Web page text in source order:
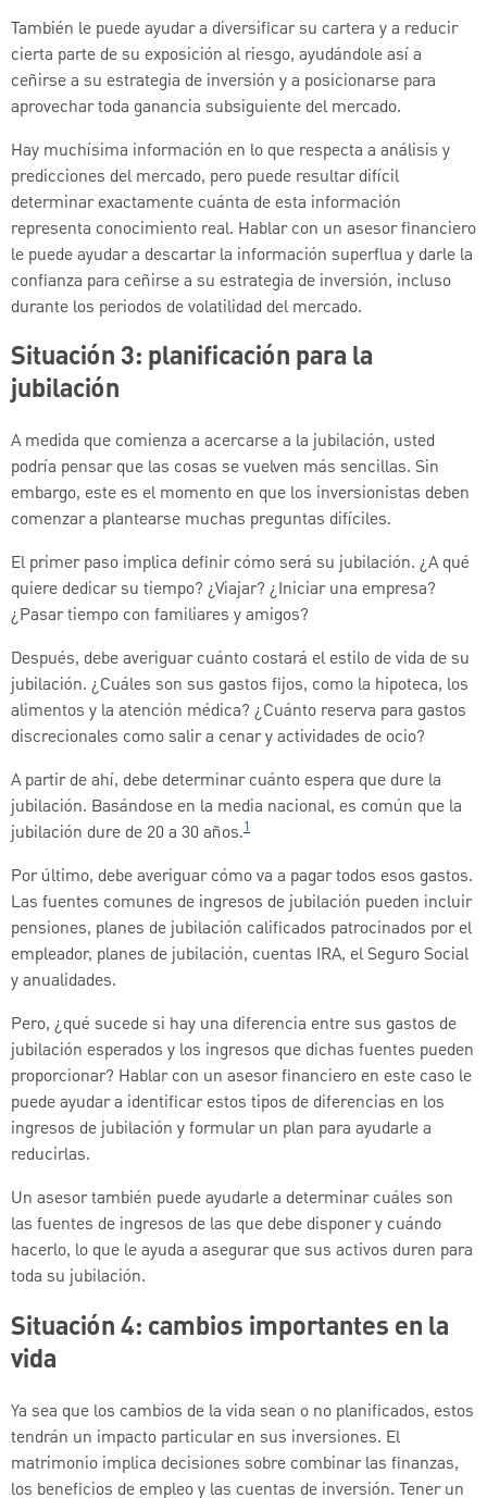
También le puede ayudar a diversificar su cartera y a reducir
cierta parte de su exposición al riesgo, ayudándole así a
ceñirse a su estrategia de inversión y a posicionarse para
aprovechar toda ganancia subsiguiente del mercado.
Hay muchísima información en lo que respecta a análisis y
predicciones del mercado, pero puede resultar difícil
determinar exactamente cuánta de esta información
representa conocimiento real. Hablar con un asesor financiero
le puede ayudar a descartar la información superflua y darle la
confianza para ceñirse a su estrategia de inversión, incluso
durante los periodos de volatilidad del mercado.
Situación 3: planificación para la
jubilación
A medida que comienza a acercarse a la jubilación, usted
podría pensar que las cosas se vuelven más sencillas. Sin
embargo, este es el momento en que los inversionistas deben
comenzar a plantearse muchas preguntas difíciles.
El primer paso implica definir cómo será su jubilación. ¿A qué
quiere dedicar su tiempo? ¿Viajar? ¿Iniciar una empresa?
¿Pasar tiempo con familiares y amigos?
Después, debe averiguar cuánto costará el estilo de vida de su
jubilación. ¿Cuáles son sus gastos fijos, como la hipoteca, los
alimentos y la atención médica? ¿Cuánto reserva para gastos
discrecionales como salir a cenar y actividades de ocio?
A partir de ahí, debe determinar cuánto espera que dure la
jubilación. Basándose en la media nacional, es común que la
jubilación dure de 20 a 30 años.1
Por último, debe averiguar cómo va a pagar todos esos gastos.
Las fuentes comunes de ingresos de jubilación pueden incluir
pensiones, planes de jubilación calificados patrocinados por el
empleador, planes de jubilación, cuentas IRA, el Seguro Social
y anualidades.
Pero, ¿qué sucede si hay una diferencia entre sus gastos de
jubilación esperados y los ingresos que dichas fuentes pueden
proporcionar? Hablar con un asesor financiero en este caso le
puede ayudar a identificar estos tipos de diferencias en los
ingresos de jubilación y formular un plan para ayudarle a
reducirlas.
Un asesor también puede ayudarle a determinar cuáles son
las fuentes de ingresos de las que debe disponer y cuándo
hacerlo, lo que le ayuda a asegurar que sus activos duren para
toda su jubilación.
Situación 4: cambios importantes en la
vida
Ya sea que los cambios de la vida sean o no planificados, estos
tendrán un impacto particular en sus inversiones. El
matrimonio implica decisiones sobre combinar las finanzas,
los beneficios de empleo y las cuentas de inversión. Tener un